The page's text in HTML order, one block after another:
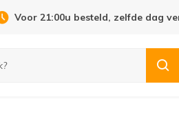
Open Dag 19